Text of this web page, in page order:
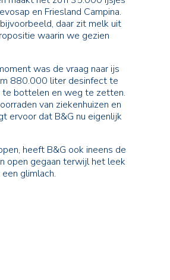
en Friesland Campina.
daar zit melk uit
waarin we gezien
was de vraag naar ijs
880.000 liter desinfect te
te bottelen en weg te zetten.
van ziekenhuizen en
ervoor dat B&G nu eigenlijk
heeft B&G ook ineens de
open gegaan terwijl het leek
glimlach.